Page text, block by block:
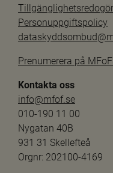
Personuppgiftspolicy
Prenumerera på
Kontakta oss
info@mfof.se
010-190 11 00
Nygatan 40B
931 31 Skellefteå
Orgnr: 202100-4169